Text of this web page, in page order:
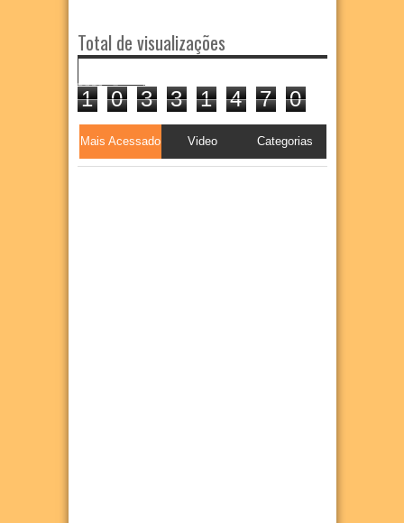
Total de visualizações
1 0 3 3 1 4 7 0
Mais Acessado Video Categorias